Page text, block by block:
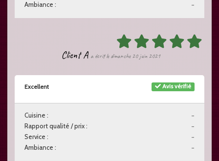
-
Ambiance :
Client A a écrit le dimanche 20 juin 2021
Avis vérifié
Excellent
-
Cuisine :
-
Rapport qualité / prix :
-
Service :
-
Ambiance :